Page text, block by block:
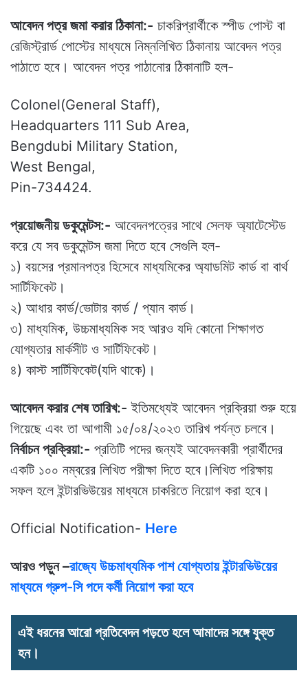
আবেদন পত্র জমা করার ঠিকানা:- চাকরিপ্রার্থীকে স্পীড পোস্ট বা
রেজিস্ট্রার্ড পোস্টের মাধ্যমে নিম্নলিখিত ঠিকানায় আবেদন পত্র
পাঠাতে হবে। আবেদন পত্র পাঠানোর ঠিকানাটি হল-
Colonel(General Staff),
Headquarters 111 Sub Area,
Bengdubi Military Station,
West Bengal,
Pin-734424.
প্রয়োজনীয় ডকুমেন্টস:- আবেদনপত্রের সাথে সেলফ অ্যাটেস্টেড
করে যে সব ডকুমেন্টস জমা দিতে হবে সেগুলি হল-
১) বয়সের প্রমানপত্র হিসেবে মাধ্যমিকের অ্যাডমিট কার্ড বা বার্থ
সার্টিফিকেট।
২) আধার কার্ড/ভোটার কার্ড / প্যান কার্ড।
৩) মাধ্যমিক, উচ্চমাধ্যমিক সহ আরও যদি কোনো শিক্ষাগত
যোগ্যতার মার্কসীট ও সার্টিফিকেট।
৪) কাস্ট সার্টিফিকেট(যদি থাকে)।
আবেদন করার শেষ তারিখ:- ইতিমধ্যেই আবেদন প্রক্রিয়া শুরু হয়ে
গিয়েছে এবং তা আগামী ১৫/০৪/২০২৩ তারিখ পর্যন্ত চলবে।
নির্বাচন প্রক্রিয়া:- প্রতিটি পদের জন্যই আবেদনকারী প্রার্থীদের
একটি ১০০ নম্বরের লিখিত পরীক্ষা দিতে হবে।লিখিত পরিক্ষায়
সফল হলে ইন্টারভিউয়ের মাধ্যমে চাকরিতে নিয়োগ করা হবে।
Official Notification- Here
আরও পড়ুন –রাজ্যে উচ্চমাধ্যমিক পাশ যোগ্যতায় ইন্টারভিউয়ের
মাধ্যমে গ্রুপ-সি পদে কর্মী নিয়োগ করা হবে
এই ধরনের আরো প্রতিবেদন পড়তে হলে আমাদের সঙ্গে যুক্ত
হন।